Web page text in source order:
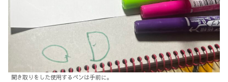
聞き取りをした使用するペンは手前に。